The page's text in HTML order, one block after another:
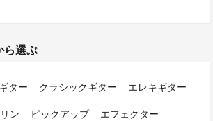
ら選ぶ
ター クラシックギター
エレキギター
ン ピックアップ
エフェクター